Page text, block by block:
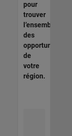
pour
trouver
l’ensemble
des
opportunités
de
votre
région.